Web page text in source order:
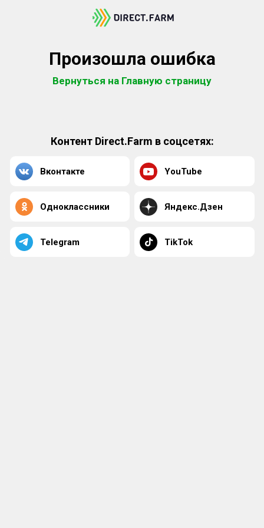
Произошла ошибка
Вернуться на Главную страницу
Контент Direct.Farm в соцсетях:
Вконтакте YouTube
Одноклассники Яндекс.Дзен
Telegram TikTok